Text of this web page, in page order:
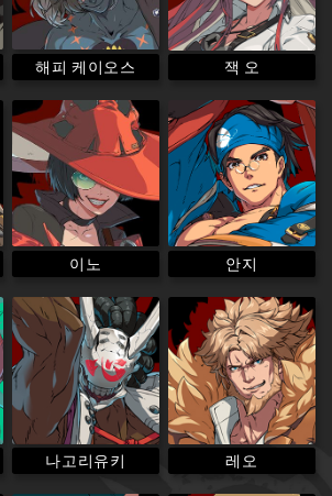
해피 케이오스 잭 오
이노 안지
나고리유키 레오